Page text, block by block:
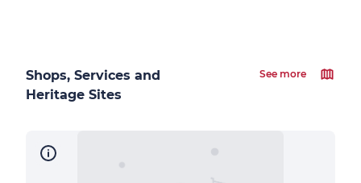
Shops, Services and
Heritage Sites
See more